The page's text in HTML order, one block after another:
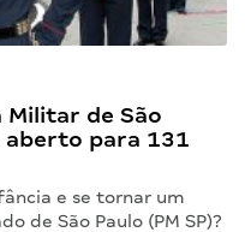
Militar de São
aberto para 131
e se tornar um
de São Paulo (PM SP)?